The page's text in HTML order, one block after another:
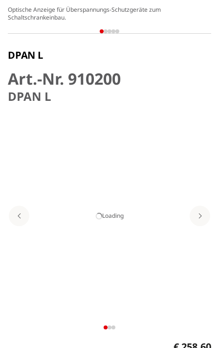
Optische Anzeige für Überspannungs-Schutzgeräte zum
Schaltschrankeinbau.
DPAN L
Art.-Nr. 910200
DPAN L
Loading